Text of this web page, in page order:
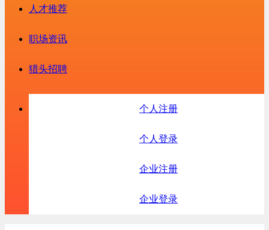
人才推荐
职场资讯
猎头招聘
个人注册
个人登录
企业注册
企业登录